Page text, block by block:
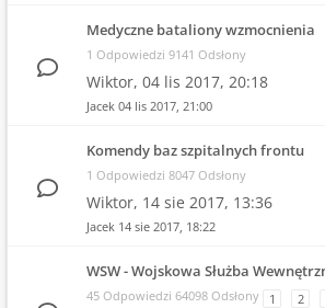
Medyczne bataliony wzmocnienia
1 Odpowiedzi 9141 Odsłony
Wiktor, 04 lis 2017, 20:18
Jacek 04 lis 2017, 21:00
Komendy baz szpitalnych frontu
1 Odpowiedzi 8047 Odsłony
Wiktor, 14 sie 2017, 13:36
Jacek 14 sie 2017, 18:22
WSW - Wojskowa Służba
45 Odpowiedzi 64098 Odsłony 1 2